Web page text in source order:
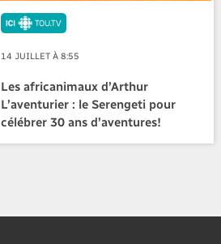
14 JUILLET À 8:55
Les africanimaux d’Arthur
L’aventurier : le Serengeti pour
célébrer 30 ans d’aventures!